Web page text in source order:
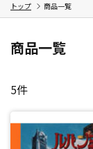
トップ 商品一覧
商品一覧
5件